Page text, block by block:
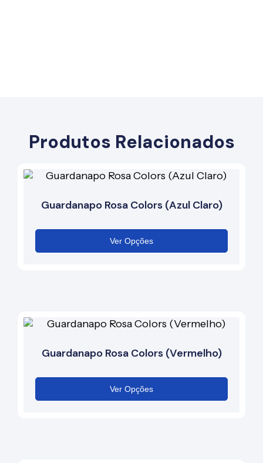
Produtos Relacionados
Guardanapo Rosa Colors (Azul Claro)
Ver Opções
Guardanapo Rosa Colors (Vermelho)
Ver Opções